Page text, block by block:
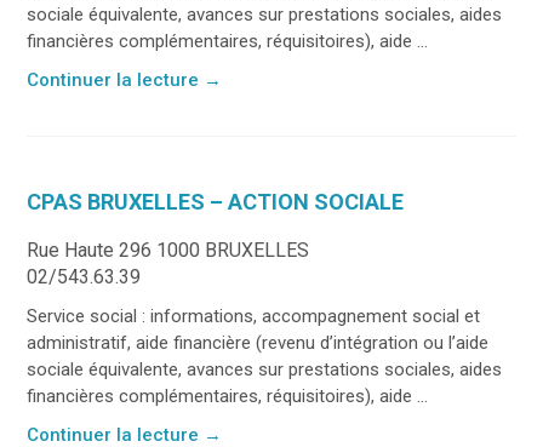
sociale équivalente, avances sur prestations sociales, aides
financières complémentaires, réquisitoires), aide ...
Continuer la lecture →
CPAS BRUXELLES – ACTION SOCIALE
Rue Haute 296 1000 BRUXELLES
02/543.63.39
Service social : informations, accompagnement social et
administratif, aide financière (revenu d’intégration ou l’aide
sociale équivalente, avances sur prestations sociales, aides
financières complémentaires, réquisitoires), aide ...
Continuer la lecture →